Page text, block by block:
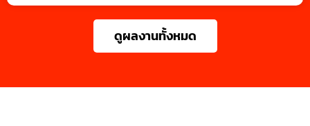
ดูผลงานทั้งหมด